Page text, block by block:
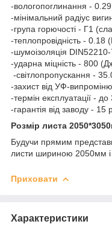
-вологопоглинання -
-мінімальний радіус
-група горючості - Г1
-теплопровідність - 0.18
-шумоізоляція
-ударна міцність - 800
-світлопропускання -
-захист від УФ-
-термін експлуатації - до
-гарантія від заводу - 15
Розмір листа
Будучи прямим
листи шириною 2050мм
Приховати
Характеристики